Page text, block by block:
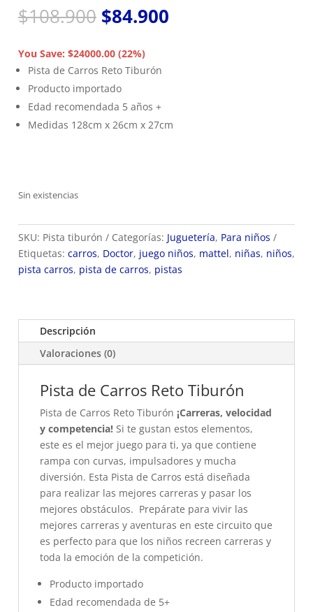
$108.900 El
precio
original
era:
$108.900.
$84.900
You Save: $24000.00 (22%)
Pista de Carros Reto Tiburón
Producto importado
Edad recomendada 5 años +
Medidas 128cm x 26cm x 27cm
Sin existencias
SKU: Pista tiburón Categorías: Juguetería, Para niños
Etiquetas: carros, Doctor, juego niños, mattel, niñas, niños,
pista carros, pista de carros, pistas
Descripción
Valoraciones (0)
Pista de Carros Reto Tiburón
Pista de Carros Reto Tiburón ¡Carreras, velocidad
y competencia! Si te gustan estos elementos,
este es el mejor juego para ti, ya que contiene
rampa con curvas, impulsadores y mucha
diversión. Esta Pista de Carros está diseñada
para realizar las mejores carreras y pasar los
mejores obstáculos. Prepárate para vivir las
mejores carreras y aventuras en este circuito que
es perfecto para que los niños recreen carreras y
toda la emoción de la competición.
Producto importado
Edad recomendada de 5+